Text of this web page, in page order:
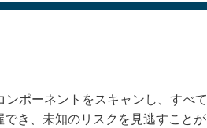
ポーネントをスキャンし、すべて
き、未知のリスクを見逃すことが